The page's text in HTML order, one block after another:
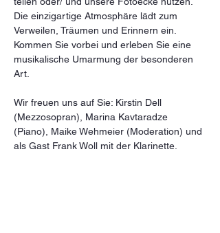
Die einzigartige Atmosphäre lädt zum
Verweilen, Träumen und Erinnern ein.
Kommen Sie vorbei und erleben Sie eine
musikalische Umarmung der besonderen
Art.
Wir freuen uns auf Sie: Kirstin Dell
(Mezzosopran), Marina Kavtaradze
(Piano), Maike Wehmeier (Moderation) und
als Gast Frank Woll mit der Klarinette.